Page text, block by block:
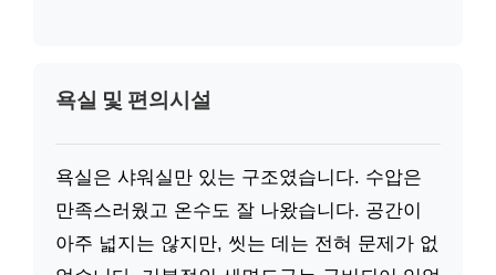
욕실 및 편의시설
욕실은 샤워실만 있는 구조였습니다. 수압은
만족스러웠고 온수도 잘 나왔습니다. 공간이
아주 넓지는 않지만, 씻는 데는 전혀 문제가 없